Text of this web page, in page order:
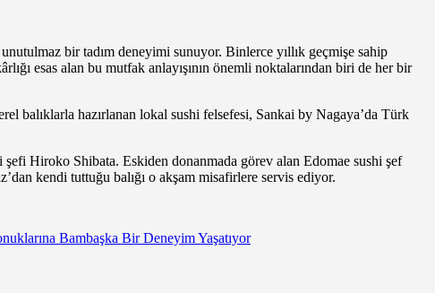
bir tadım deneyimi sunuyor. Binlerce yıllık geçmişe sahip
esas alan bu mutfak anlayışının önemli noktalarından biri de her bir
balıklarla hazırlanan lokal sushi felsefesi, Sankai by Nagaya’da Türk
şefi Hiroko Shibata. Eskiden donanmada görev alan Edomae sushi şef
kendi tuttuğu balığı o akşam misafirlere servis ediyor.
Bambaşka Bir Deneyim Yaşatıyor